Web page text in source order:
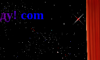
driver/mysqli.php
driver/mysqli.php 329
driver/mysqli.php on line 265
driver/mysqli.php on line329
driver/mysqli.php on line 265
driver/mysqli.php on line329:
ду! com